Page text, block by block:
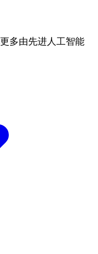
多由先进人工智能